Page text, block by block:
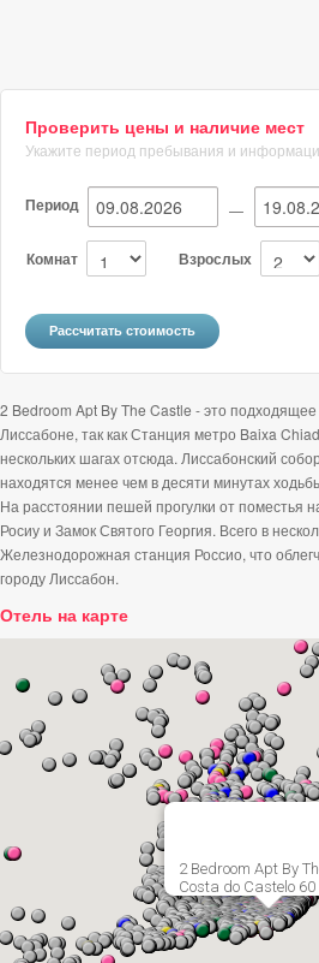
Проверить цены и наличие мест
Укажите период пребывания и
Период —
Комнат Взрослых
2 Bedroom Apt By The Castle - это
Лиссабоне, так как Станция метро Baixa
нескольких шагах отсюда. Лиссабонский
находятся менее чем в десяти минутах
На расстоянии пешей прогулки от поместья
Росиу и Замок Святого Георгия. Всего в
Железнодорожная станция Россио, что
городу Лиссабон.
Отель на карте
2 Bedroom Apt By
Costa do Castelo 60